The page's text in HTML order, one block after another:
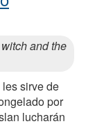
and the
sirve de
por
lucharán